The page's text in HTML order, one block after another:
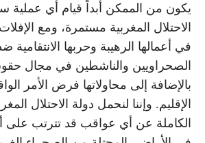
يكون من الممكن أبداً قيام أي عملية
الاحتلال المغربية مستمرة، ومع
في أعمالها الرهيبة وحربها الانتقامية
الصحراويين والناشطين في مجال
بالإضافة إلى محاولاتها فرض الأمر
الإقليم. وإننا لنحمل دولة الاحتلال
الكاملة عن أي عواقب قد تترتب على